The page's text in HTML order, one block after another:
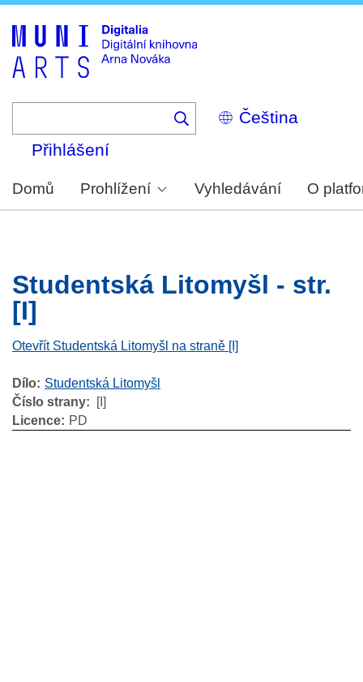
Select
your
Přihlášení
Domů Prohlížení Vyhledávání O
Studentská Litomyšl - str.
[I]
Otevřít Studentská Litomyšl na straně [I]
Dílo
Studentská Litomyšl
Číslo strany
[I]
Licence
PD